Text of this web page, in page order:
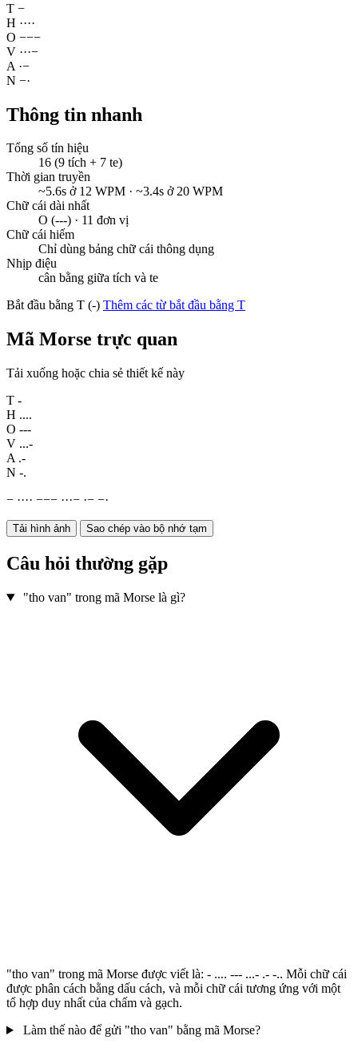
T −
H ····
O −−−
V ···−
A ·−
N −·
Thông tin nhanh
Tổng số tín hiệu
16 (9 tích + 7 te)
Thời gian truyền
~5.6s ở 12 WPM · ~3.4s ở 20 WPM
Chữ cái dài nhất
O (---) · 11 đơn vị
Chữ cái hiếm
Chỉ dùng bảng chữ cái thông dụng
Nhịp điệu
cân bằng giữa tích và te
Bắt đầu bằng T (-) Thêm các từ bắt đầu bằng T
Mã Morse trực quan
Tải xuống hoặc chia sẻ thiết kế này
T -
H ....
O ---
V ...-
A .-
N -.
− ···· −−− ···− ·− −·
Tải hình ảnh Sao chép vào bộ nhớ tạm
Câu hỏi thường gặp
"tho van" trong mã Morse là gì?
"tho van" trong mã Morse được viết là: - .... --- ...- .- -.. Mỗi chữ cái
được phân cách bằng dấu cách, và mỗi chữ cái tương ứng với một
tổ hợp duy nhất của chấm và gạch.
Làm thế nào để gửi "tho van" bằng mã Morse?